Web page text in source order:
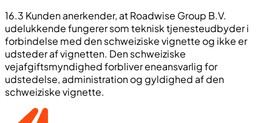
16.3 Kunden anerkender, at Roadwise Group B.V.
udelukkende fungerer som teknisk tjenesteudbyder i
forbindelse med den schweiziske vignette og ikke er
udsteder af vignetten. Den schweiziske
vejafgiftsmyndighed forbliver eneansvarlig for
udstedelse, administration og gyldighed af den
schweiziske vignette.